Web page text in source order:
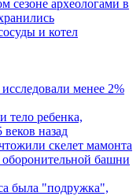
сезоне археологами в
и котел
менее 2%
тело ребенка,
назад
скелет мамонта
башни
была "подружка",